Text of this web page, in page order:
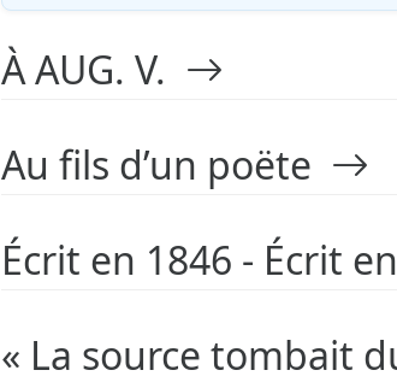
À AUG. V.
Au fils d’un poëte
Écrit en 1846 - Écrit
« La source tombait